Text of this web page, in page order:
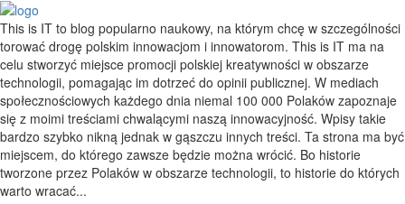
This is IT to blog popularno naukowy, na którym chcę w szczególności
torować drogę polskim innowacjom i innowatorom. This is IT ma na
celu stworzyć miejsce promocji polskiej kreatywności w obszarze
technologii, pomagając im dotrzeć do opinii publicznej. W mediach
społecznościowych każdego dnia niemal 100 000 Polaków zapoznaje
się z moimi treściami chwalącymi naszą innowacyjność. Wpisy takie
bardzo szybko nikną jednak w gąszczu innych treści. Ta strona ma być
miejscem, do którego zawsze będzie można wrócić. Bo historie
tworzone przez Polaków w obszarze technologii, to historie do których
warto wracać...